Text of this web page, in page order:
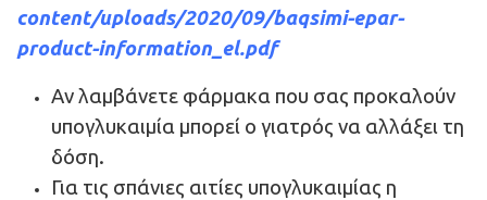
content/uploads/2020/09/baqsimi-epar-
product-information_el.pdf
Αν λαμβάνετε φάρμακα που σας προκαλούν
υπογλυκαιμία μπορεί ο γιατρός να αλλάξει τη
δόση.
Για τις σπάνιες αιτίες υπογλυκαιμίας η